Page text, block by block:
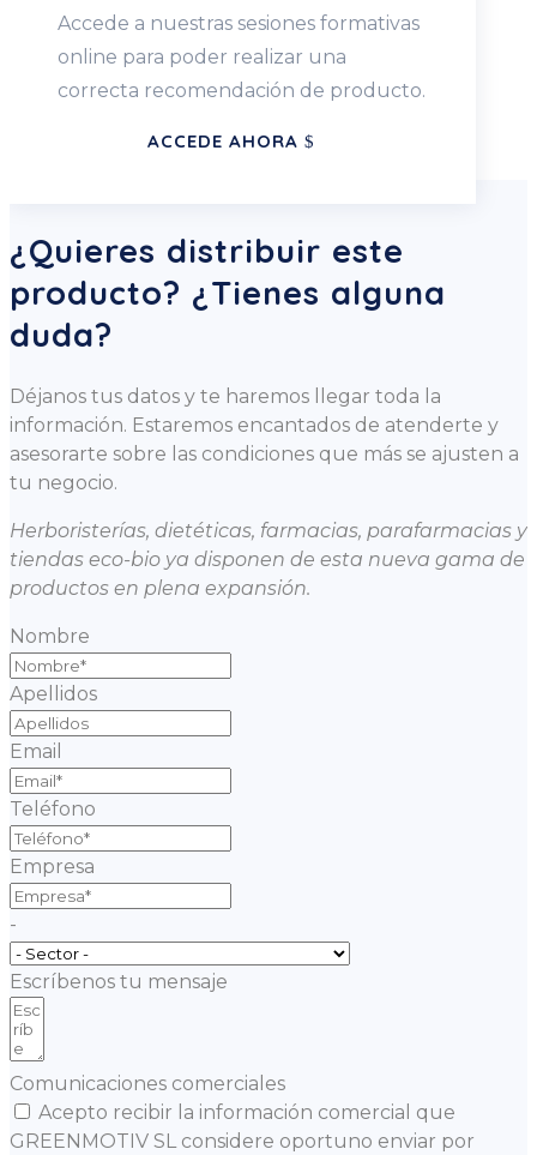
Accede a nuestras sesiones formativas
online para poder realizar una
correcta recomendación de producto.
ACCEDE AHORA
¿Quieres distribuir este
producto? ¿Tienes alguna
duda?
Déjanos tus datos y te haremos llegar toda la
información. Estaremos encantados de atenderte y
asesorarte sobre las condiciones que más se ajusten a
tu negocio.
Herboristerías, dietéticas, farmacias, parafarmacias y
tiendas eco-bio ya disponen de esta nueva gama de
productos en plena expansión.
Nombre
Apellidos
Email
Teléfono
Empresa
-
Escríbenos tu mensaje
Comunicaciones comerciales
Acepto recibir la información comercial que
GREENMOTIV SL considere oportuno enviar por